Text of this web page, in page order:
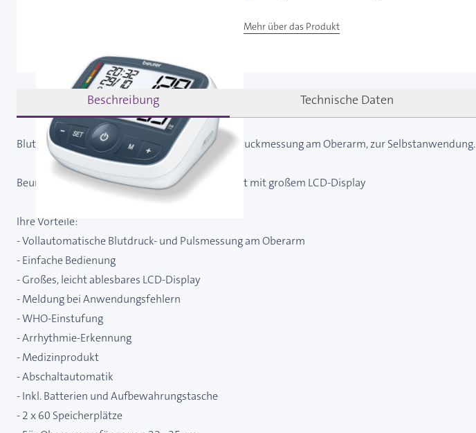
Mehr über das Produkt
Beschreibung Technische Daten
Blutdruckmessgerät Beurer BM 40 für die Blutdruckmessung am Oberarm, zur Selbstanwendung.
Beurer BM 40 - ein Oberarm-Blutdruckmessgerät mit großem LCD-Display
Ihre Vorteile:
- Vollautomatische Blutdruck- und Pulsmessung am Oberarm
- Einfache Bedienung
- Großes, leicht ablesbares LCD-Display
- Meldung bei Anwendungsfehlern
- WHO-Einstufung
- Arrhythmie-Erkennung
- Medizinprodukt
- Abschaltautomatik
- Inkl. Batterien und Aufbewahrungstasche
- 2 x 60 Speicherplätze